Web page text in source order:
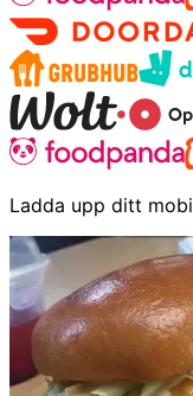
Ladda upp ditt